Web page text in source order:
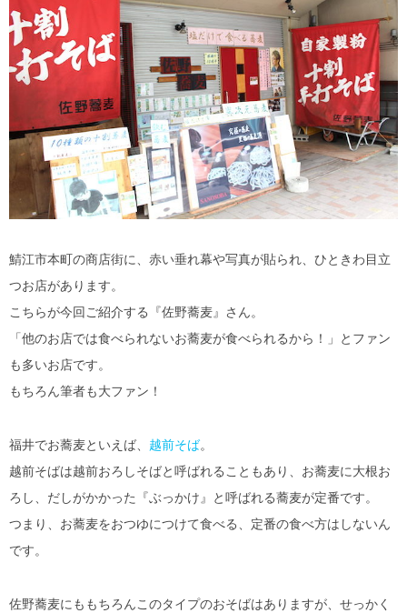
鯖江市本町の商店街に、赤い垂れ幕や写真が貼られ、ひときわ目立
つお店があります。
こちらが今回ご紹介する『佐野蕎麦』さん。
「他のお店では食べられないお蕎麦が食べられるから！」とファン
も多いお店です。
もちろん筆者も大ファン！
福井でお蕎麦といえば、 越前そば。
越前そばは越前おろしそばと呼ばれることもあり、お蕎麦に大根お
ろし、だしがかかった『ぶっかけ』と呼ばれる蕎麦が定番です。
つまり、お蕎麦をおつゆにつけて食べる、定番の食べ方はしないん
です。
佐野蕎麦にももちろんこのタイプのおそばはありますが、せっかく